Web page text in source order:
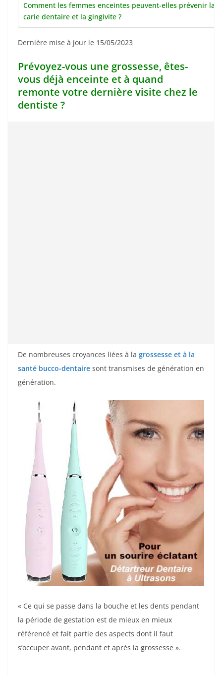
Comment les femmes enceintes peuvent-elles prévenir la
carie dentaire et la gingivite ?
Dernière mise à jour le 15/05/2023
Prévoyez-vous une grossesse, êtes-
vous déjà enceinte et à quand
remonte votre dernière visite chez le
dentiste ?
De nombreuses croyances liées à la grossesse et à la
santé bucco-dentaire sont transmises de génération en
génération.
« Ce qui se passe dans la bouche et les dents pendant
la période de gestation est de mieux en mieux
référencé et fait partie des aspects dont il faut
s’occuper avant, pendant et après la grossesse ».